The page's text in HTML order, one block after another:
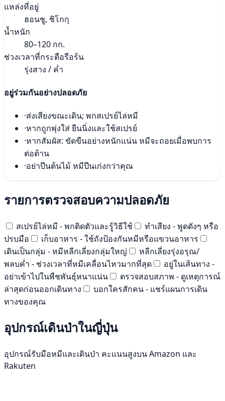
แหล่งที่อยู่
ฮอนชู, ชิโกกุ
น้ำหนัก
80–120 กก.
ช่วงเวลาที่กระตือรือร้น
รุ่งสาง / ค่ำ
อยู่ร่วมกันอย่างปลอดภัย
·ส่งเสียงขณะเดิน; พกสเปรย์ไล่หมี
·หากถูกพุ่งใส่ ยืนนิ่งและใช้สเปรย์
·หากสัมผัส: ขัดขืนอย่างหนักแน่น หมีจะถอยเมื่อพบการ
ต่อต้าน
·อย่าปีนต้นไม้ หมีปีนเก่งกว่าคุณ
รายการตรวจสอบความปลอดภัย
สเปรย์ไล่หมี - พกติดตัวและรู้วิธีใช้
ทำเสียง - พูดดังๆ หรือ
ปรบมือ
เก็บอาหาร - ใช้ถังป้องกันหมีหรือแขวนอาหาร
เดินเป็นกลุ่ม - หมีหลีกเลี่ยงกลุ่มใหญ่
หลีกเลี่ยงรุ่งอรุณ/
พลบค่ำ - ช่วงเวลาที่หมีเคลื่อนไหวมากที่สุด
อยู่ในเส้นทาง -
อย่าเข้าไปในพืชพันธุ์หนาแน่น
ตรวจสอบสภาพ - ดูเหตุการณ์
ล่าสุดก่อนออกเดินทาง
บอกใครสักคน - แชร์แผนการเดิน
ทางของคุณ
อุปกรณ์เดินป่าในญี่ปุ่น
อุปกรณ์รับมือหมีและเดินป่า คะแนนสูงบน Amazon และ
Rakuten